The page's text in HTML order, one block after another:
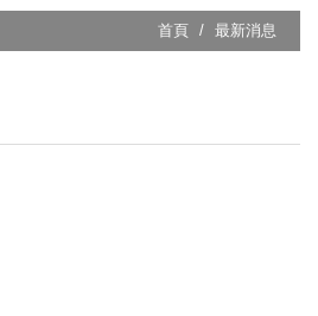
首頁 最新消息